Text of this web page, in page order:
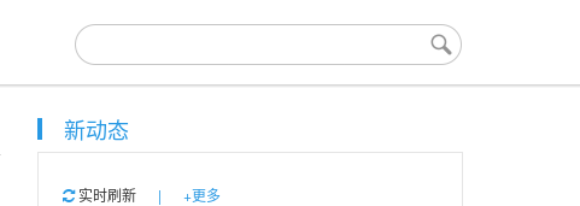
新动态
实时刷新 | +更多